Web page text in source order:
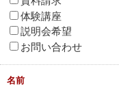
体験講座
説明会希望
お問い合わせ
名前